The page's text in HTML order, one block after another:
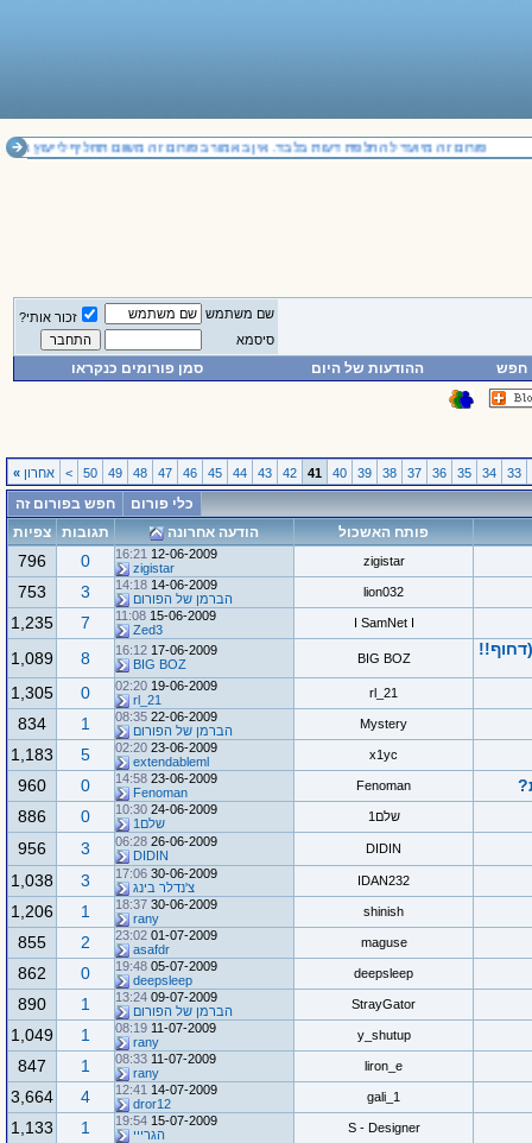
פורום זה מיועד להחלפת דעות בלבד. אין באמור בפורום זה משום תחליף לייעוץ
שם משתמש
זכור אותי?
סיסמא
חפש ההודעות של היום סמן פורומים כנקראו
33
34
35
36
37
38
39
40
41
42
43
44
45
46
47
48
49
50
> אחרון »
כלי פורום
חפש בפורום זה
פותח האשכול
הודעה אחרונה תגובות צפיות
zigistar
12-06-2009
16:21
zigistar
0
796
lion032
14-06-2009
14:18
הברמן של הפורום
3
753
I SamNet I
15-06-2009
11:08
Zed3
7
1,235
לסרב?(דחוף!!
BIG BOZ
17-06-2009
16:12
BIG BOZ
8
1,089
rl_21
19-06-2009
02:20
rl_21
0
1,305
Mystery
22-06-2009
08:35
הברמן של הפורום
1
834
x1yc
23-06-2009
02:20
extendableml
5
1,183
Fenoman
23-06-2009
14:58
Fenoman
0
960
שלם1 24-06-2009
10:30
שלם1
0
886
DIDIN
26-06-2009
06:28
DIDIN
3
956
IDAN232
30-06-2009
17:06
צ'נדלר בינג
3
1,038
shinish
30-06-2009
18:37
rany
1
1,206
maguse
01-07-2009
23:02
asafdr
2
855
deepsleep
05-07-2009
19:48
deepsleep
0
862
StrayGator
09-07-2009
13:24
הברמן של הפורום
1
890
y_shutup
11-07-2009
08:19
rany
1
1,049
liron_e
11-07-2009
08:33
rany
1
847
gali_1
14-07-2009
12:41
dror12
4
3,664
S - Designer
15-07-2009
19:54
הגרייי
1
1,133